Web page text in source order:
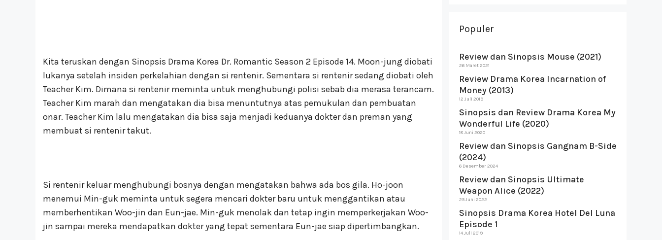
Kita teruskan dengan Sinopsis Drama Korea Dr. Romantic Season 2 Episode 14. Moon-jung diobati
lukanya setelah insiden perkelahian dengan si rentenir. Sementara si rentenir sedang diobati oleh
Teacher Kim. Dimana si rentenir meminta untuk menghubungi polisi sebab dia merasa terancam.
Teacher Kim marah dan mengatakan dia bisa menuntutnya atas pemukulan dan pembuatan
onar. Teacher Kim lalu mengatakan dia bisa saja menjadi keduanya dokter dan preman yang
membuat si rentenir takut.
Si rentenir keluar menghubungi bosnya dengan mengatakan bahwa ada bos gila. Ho-joon
menemui Min-guk meminta untuk segera mencari dokter baru untuk menggantikan atau
memberhentikan Woo-jin dan Eun-jae. Min-guk menolak dan tetap ingin memperkerjakan Woo-
jin sampai mereka mendapatkan dokter yang tepat sementara Eun-jae siap dipertimbangkan.
Populer
Review dan Sinopsis Mouse (2021)
26 Maret 2021
Review Drama Korea Incarnation of
Money (2013)
12 Juli 2019
Sinopsis dan Review Drama Korea My
Wonderful Life (2020)
18 Juni 2020
Review dan Sinopsis Gangnam B-Side
(2024)
6 Desember 2024
Review dan Sinopsis Ultimate
Weapon Alice (2022)
25 Juni 2022
Sinopsis Drama Korea Hotel Del Luna
Episode 1
14 Juli 2019